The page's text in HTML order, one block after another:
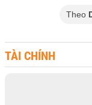
Theo
TÀI CHÍNH